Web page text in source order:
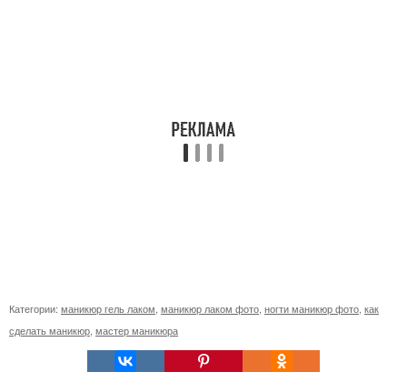
Категории: маникюр гель лаком маникюр лаком фото ногти маникюр фото как
сделать маникюр мастер маникюра